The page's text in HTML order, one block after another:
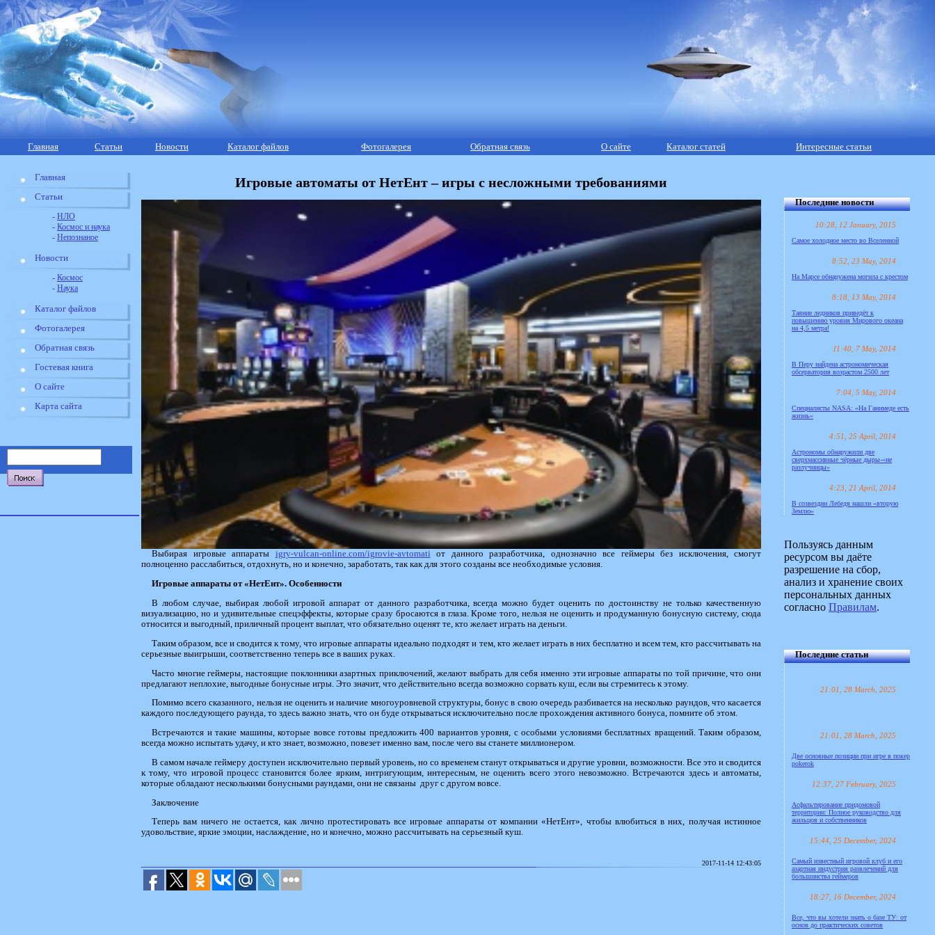
Главная Статьи Новости Каталог файлов Фотогалерея Обратная связь О сайте Каталог статей Интересные статьи
Главная
Статьи
- НЛО
- Космос и наука
- Непознаное
Новости
- Космос
- Наука
Каталог файлов
Фотогалерея
Обратная связь
Гостевая книга
О сайте
Карта сайта
Игровые автоматы от НетЕнт – игры с несложными требованиями
Выбирая игровые аппараты igry-vulcan-online.com/igrovie-avtomati от данного разработчика, однозначно все геймеры без исключения, смогут
полноценно расслабиться, отдохнуть, но и конечно, заработать, так как для этого созданы все необходимые условия.
Игровые аппараты от «НетЕнт». Особенности
В любом случае, выбирая любой игровой аппарат от данного разработчика, всегда можно будет оценить по достоинству не только качественную
визуализацию, но и удивительные спецэффекты, которые сразу бросаются в глаза. Кроме того, нельзя не оценить и продуманную бонусную систему, сюда
относится и выгодный, приличный процент выплат, что обязательно оценят те, кто желает играть на деньги.
Таким образом, все и сводится к тому, что игровые аппараты идеально подходят и тем, кто желает играть в них бесплатно и всем тем, кто рассчитывать на
серьезные выигрыши, соответственно теперь все в ваших руках.
Часто многие геймеры, настоящие поклонники азартных приключений, желают выбрать для себя именно эти игровые аппараты по той причине, что они
предлагают неплохие, выгодные бонусные игры. Это значит, что действительно всегда возможно сорвать куш, если вы стремитесь к этому.
Помимо всего сказанного, нельзя не оценить и наличие многоуровневой структуры, бонус в свою очередь разбивается на несколько раундов, что касается
каждого последующего раунда, то здесь важно знать, что он буде открываться исключительно после прохождения активного бонуса, помните об этом.
Встречаются и такие машины, которые вовсе готовы предложить 400 вариантов уровня, с особыми условиями бесплатных вращений. Таким образом,
всегда можно испытать удачу, и кто знает, возможно, повезет именно вам, после чего вы станете миллионером.
В самом начале геймеру доступен исключительно первый уровень, но со временем станут открываться и другие уровни, возможности. Все это и сводится
к тому, что игровой процесс становится более ярким, интригующим, интересным, не оценить всего этого невозможно. Встречаются здесь и автоматы,
которые обладают несколькими бонусными раундами, они не связаны друг с другом вовсе.
Заключение
Теперь вам ничего не остается, как лично протестировать все игровые аппараты от компании «НетЕнт», чтобы влюбиться в них, получая истинное
удовольствие, яркие эмоции, наслаждение, но и конечно, можно рассчитывать на серьезный куш.
2017-11-14 12:43:05
Последние новости
10:28, 12 January, 2015
Самое холодное место во Вселенной
8:52, 23 May, 2014
На Марсе обнаружена могила с крестом
8:18, 13 May, 2014
Таяние ледников приведёт к
повышению уровня Мирового океана
на 4,5 метра!
11:40, 7 May, 2014
В Перу найдена астрономическая
обсерватория возрастом 2500 лет
7:04, 5 May, 2014
Специалисты NASA: «На Ганимеде есть
жизнь»
4:51, 25 April, 2014
Астрономы обнаружили две
сверхмассивные чёрные дыры-«не
разлучницы»
4:23, 21 April, 2014
В созвездии Лебедя нашли «вторую
Землю»
Пользуясь данным
ресурсом вы даёте
разрешение на сбор,
анализ и хранение своих
персональных данных
согласно Правилам.
Последние статьи
21:01, 28 March, 2025
21:01, 28 March, 2025
Две основные позиции при игре в покер
pokerok
12:37, 27 February, 2025
Асфальтирование придомовой
территории: Полное руководство для
жильцов и собственников
15:44, 25 December, 2024
Самый известный игровой клуб и его
азартная индустрия развлечений для
большинства геймеров
18:27, 16 December, 2024
Все, что вы хотели знать о базе ТУ: от
основ до практических советов